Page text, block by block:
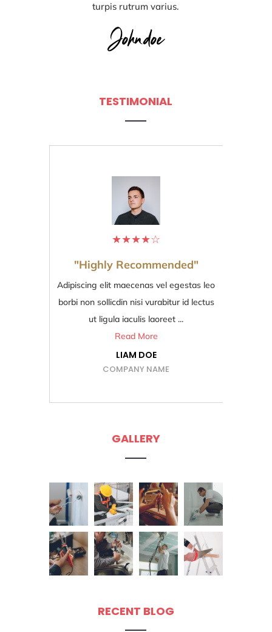
turpis rutrum varius.
TESTIMONIAL
★★★★☆
"Highly Recommended"
Adipiscing elit maecenas vel egestas leo
borbi non sollicdin nisi vurabitur id lectus
ut ligula iaculis laoreet ...
Read More
LIAM DOE
COMPANY NAME
GALLERY
RECENT BLOG